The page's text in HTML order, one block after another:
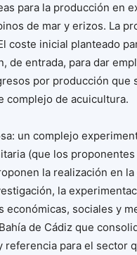
para la producción en
de mar y erizos. La
coste inicial planteado
de entrada, para dar
por producción que
complejo de acuicultura.
un complejo
(que los
la realización en
la
sociales y
de Cádiz que
para el sector